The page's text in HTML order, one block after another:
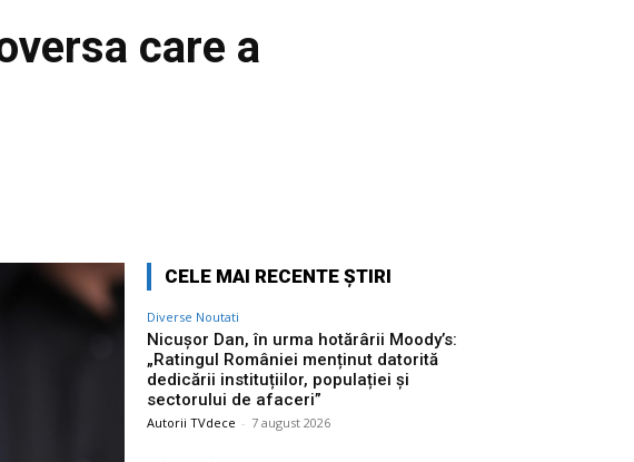
care a
CELE MAI RECENTE ȘTIRI
Diverse Noutati
Nicușor Dan, în urma hotărârii Moody’s:
„Ratingul României menținut datorită
dedicării instituțiilor, populației și
sectorului de afaceri”
Autorii TVdece - 7 august 2026